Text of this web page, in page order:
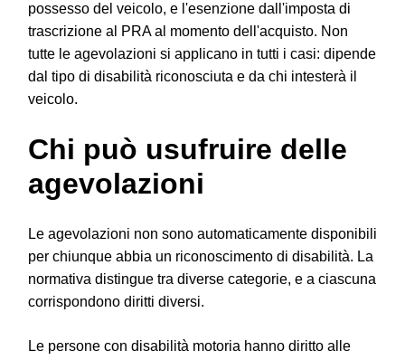
possesso del veicolo, e l'esenzione dall'imposta di
trascrizione al PRA al momento dell'acquisto. Non
tutte le agevolazioni si applicano in tutti i casi: dipende
dal tipo di disabilità riconosciuta e da chi intesterà il
veicolo.
Chi può usufruire delle
agevolazioni
Le agevolazioni non sono automaticamente disponibili
per chiunque abbia un riconoscimento di disabilità. La
normativa distingue tra diverse categorie, e a ciascuna
corrispondono diritti diversi.
Le persone con disabilità motoria hanno diritto alle